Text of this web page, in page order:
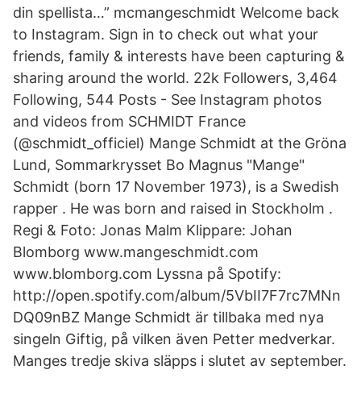
din spellista…” mcmangeschmidt Welcome back
to Instagram. Sign in to check out what your
friends, family & interests have been capturing &
sharing around the world. 22k Followers, 3,464
Following, 544 Posts - See Instagram photos
and videos from SCHMIDT France
(@schmidt_officiel) Mange Schmidt at the Gröna
Lund, Sommarkrysset Bo Magnus "Mange"
Schmidt (born 17 November 1973), is a Swedish
rapper . He was born and raised in Stockholm .
Regi & Foto: Jonas Malm Klippare: Johan
Blomborg www.mangeschmidt.com
www.blomborg.com Lyssna på Spotify:
http://open.spotify.com/album/5VbII7F7rc7MNn
DQ09nBZ Mange Schmidt är tillbaka med nya
singeln Giftig, på vilken även Petter medverkar.
Manges tredje skiva släpps i slutet av september.